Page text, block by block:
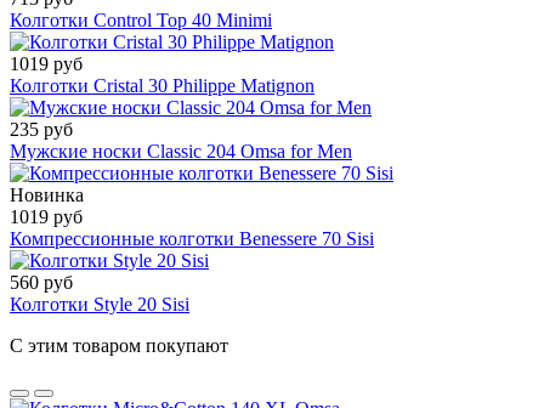
Колготки Control Top 40 Minimi
1019 руб
Колготки Cristal 30 Philippe Matignon
235 руб
Мужские носки Classic 204 Omsa for Men
Новинка
1019 руб
Компрессионные колготки Benessere 70 Sisi
560 руб
Колготки Style 20 Sisi
С этим товаром покупают